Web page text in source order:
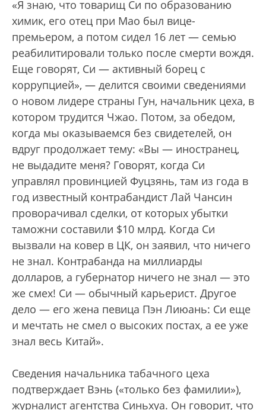
«Я знаю, что товарищ Си по образованию
химик, его отец при Мао был вице-
премьером, а потом сидел 16 лет — семью
реабилитировали только после смерти вождя.
Еще говорят, Си — активный борец с
коррупцией», — делится своими сведениями
о новом лидере страны Гун, начальник цеха, в
котором трудится Чжао. Потом, за обедом,
когда мы оказываемся без свидетелей, он
вдруг продолжает тему: «Вы — иностранец,
не выдадите меня? Говорят, когда Си
управлял провинцией Фуцзянь, там из года в
год известный контрабандист Лай Чансин
проворачивал сделки, от которых убытки
таможни составили $10 млрд. Когда Си
вызвали на ковер в ЦК, он заявил, что ничего
не знал. Контрабанда на миллиарды
долларов, а губернатор ничего не знал — это
же смех! Си — обычный карьерист. Другое
дело — его жена певица Пэн Лиюань: Си еще
и мечтать не смел о высоких постах, а ее уже
знал весь Китай».
Сведения начальника табачного цеха
подтверждает Вэнь («только без фамилии»),
журналист агентства Синьхуа. Он говорит, что